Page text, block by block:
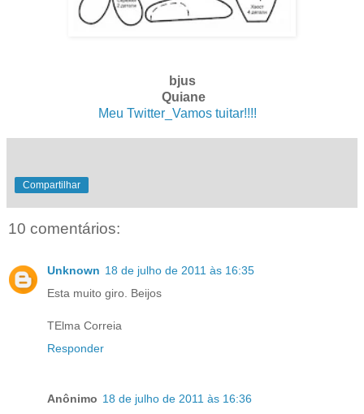
bjus
Quiane
Meu Twitter_Vamos tuitar!!!!
Compartilhar
10 comentários:
Unknown 18 de julho de 2011 às 16:35
Esta muito giro. Beijos
TElma Correia
Responder
Anônimo 18 de julho de 2011 às 16:36